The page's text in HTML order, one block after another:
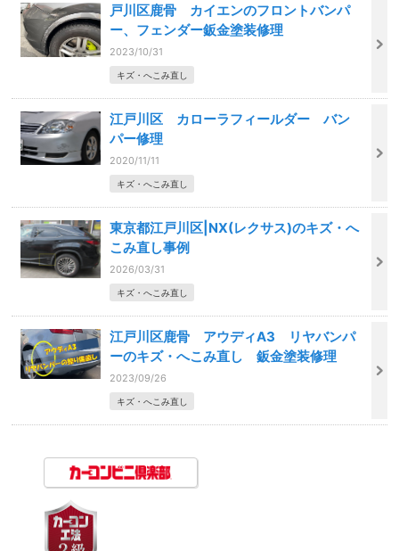
戸川区鹿骨 カイエンのフロントバンパ
ー、フェンダー鈑金塗装修理
2023/10/31
キズ・へこみ直し
江戸川区 カローラフィールダー バン
パー修理
2020/11/11
キズ・へこみ直し
東京都江戸川区|NX(レクサス)のキズ・へ
こみ直し事例
2026/03/31
キズ・へこみ直し
江戸川区鹿骨 アウディA3 リヤバンパ
ーのキズ・へこみ直し 鈑金塗装修理
2023/09/26
キズ・へこみ直し